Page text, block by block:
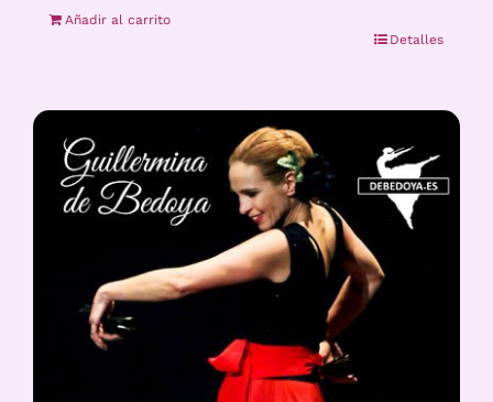
Añadir al carrito
Detalles